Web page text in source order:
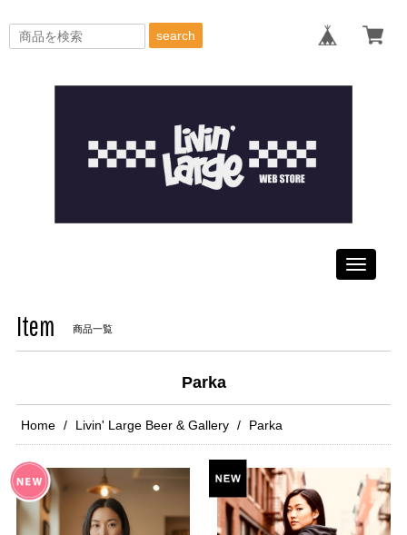
search
Toggle
Item 商品一覧
Parka
Home Livin' Large Beer & Gallery Parka